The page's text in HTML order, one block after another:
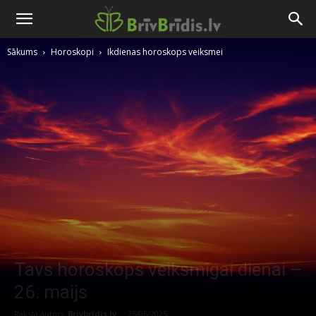
Sākums Horoskopi Ikdienas horoskops veiksmei
Tavs horoskops veiksmīgai dienai –
26. maijs
Raksta autors Brivbridis.lv 25/05/2025